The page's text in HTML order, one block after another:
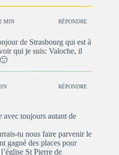
MIN RÉPONDRE
de Strasbourg qui est à
qui je suis: Valoche, il
RÉPONDRE
avec toujours autant de
tu nous faire parvenir le
gagné des places pour
St Pierre de